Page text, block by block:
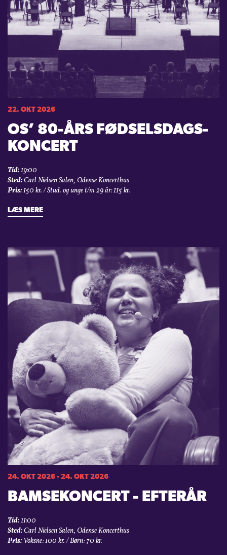
22. OKT 2026
OS’ 80-ÅRS FØDSELSDAGS­
KONCERT
Tid:19:00
Sted:Carl Nielsen Salen, Odense Koncerthus
Pris:150 kr. / Stud. og unge t/m 29 år: 115 kr.
LÆS MERE
24. OKT 2026 - 24. OKT 2026
BAMSEKONCERT - EFTERÅR
Tid:11:00
Sted:Carl Nielsen Salen, Odense Koncerthus
Pris: Voksne: 100 kr. / Børn: 70 kr.